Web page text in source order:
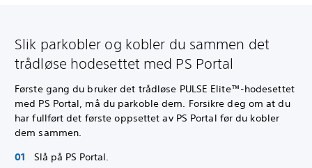
Slik parkobler og kobler du sammen det
trådløse hodesettet med PS Portal
Første gang du bruker det trådløse PULSE Elite™-hodesettet
med PS Portal, må du parkoble dem. Forsikre deg om at du
har fullført det første oppsettet av PS Portal før du kobler
dem sammen.
Slå på PS Portal.